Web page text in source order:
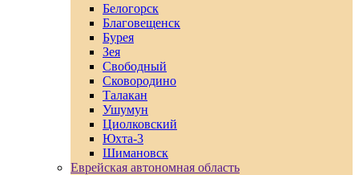
Белогорск
Благовещенск
Бурея
Зея
Свободный
Сковородино
Талакан
Ушумун
Циолковский
Юхта-3
Шимановск
Еврейская автономная область